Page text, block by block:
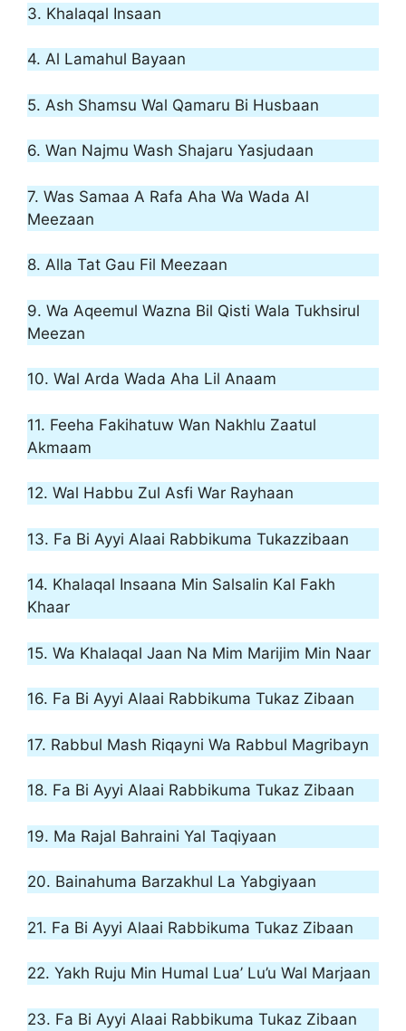
3. Khalaqal Insaan
4. Al Lamahul Bayaan
5. Ash Shamsu Wal Qamaru Bi Husbaan
6. Wan Najmu Wash Shajaru Yasjudaan
7. Was Samaa A Rafa Aha Wa Wada Al
Meezaan
8. Alla Tat Gau Fil Meezaan
9. Wa Aqeemul Wazna Bil Qisti Wala Tukhsirul
Meezan
10. Wal Arda Wada Aha Lil Anaam
11. Feeha Fakihatuw Wan Nakhlu Zaatul
Akmaam
12. Wal Habbu Zul Asfi War Rayhaan
13. Fa Bi Ayyi Alaai Rabbikuma Tukazzibaan
14. Khalaqal Insaana Min Salsalin Kal Fakh
Khaar
15. Wa Khalaqal Jaan Na Mim Marijim Min Naar
16. Fa Bi Ayyi Alaai Rabbikuma Tukaz Zibaan
17. Rabbul Mash Riqayni Wa Rabbul Magribayn
18. Fa Bi Ayyi Alaai Rabbikuma Tukaz Zibaan
19. Ma Rajal Bahraini Yal Taqiyaan
20. Bainahuma Barzakhul La Yabgiyaan
21. Fa Bi Ayyi Alaai Rabbikuma Tukaz Zibaan
22. Yakh Ruju Min Humal Lua’ Lu’u Wal Marjaan
23. Fa Bi Ayyi Alaai Rabbikuma Tukaz Zibaan